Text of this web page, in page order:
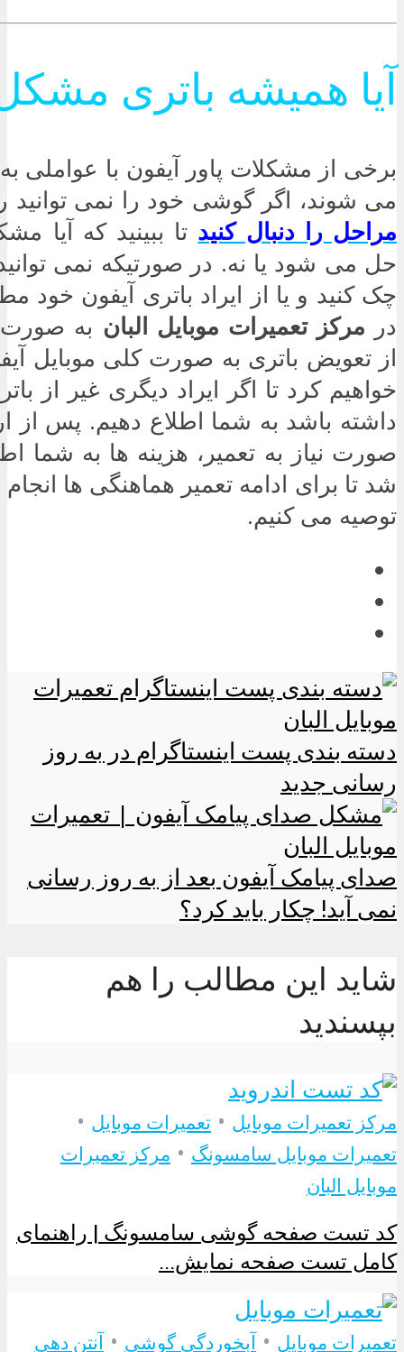
آیا همیشه باتری
برخی از مشکلات پاور آیفون با عواملی
می شوند، اگر گوشی خود را نمی توانید
مراحل را دنبال کنید تا ببینید که آیا
حل می شود یا نه. در صورتیکه نمی
چک کنید و یا از ایراد باتری آیفون خود
در مرکز تعمیرات موبایل البان به
از تعویض باتری به صورت کلی موبایل
خواهیم کرد تا اگر ایراد دیگری غیر از
داشته باشد به شما اطلاع دهیم. پس از
صورت نیاز به تعمیر، هزینه ها به شما
شد تا برای ادامه تعمیر هماهنگی ها
توصیه می کنیم.
دسته بندی پست اینستاگرام در به روز
رسانی جدید
صدای پیامک آیفون بعد از به روز رسانی
نمی آید! چکار باید کرد؟
شاید این مطالب را هم
بپسندید
مرکز تعمیرات موبایل • تعمیرات موبایل •
تعمیرات موبایل سامسونگ • مرکز تعمیرات
موبایل البان
کد تست صفحه گوشی سامسونگ | راهنمای
کامل تست صفحه نمایش...
تعمیرات موبایل • آبخوردگی گوشی • آنتن دهی